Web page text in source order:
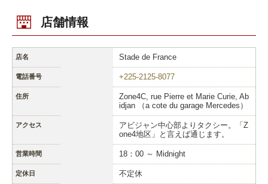
店舗情報
店名 Stade de France
電話番号 +225-2125-8077
住所
Zone4C, rue Pierre et Marie Curie, Ab
idjan （a cote du garage Mercedes）
アクセス
アビジャン中心部よりタクシー。「Z
one4地区」と言えば通じます。
営業時間 18：00 ～ Midnight
定休日 不定休